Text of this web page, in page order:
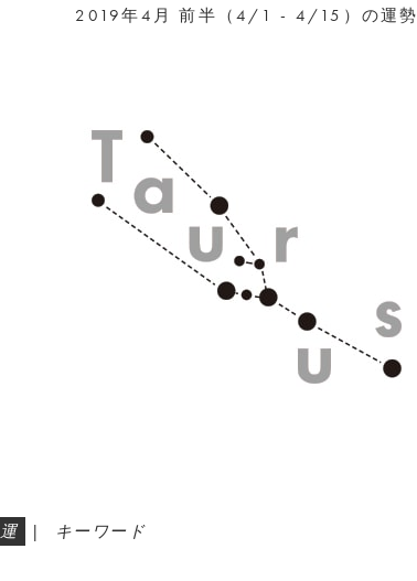
2019年4月 前半（4/1 - 4/15）の運勢
| キーワード